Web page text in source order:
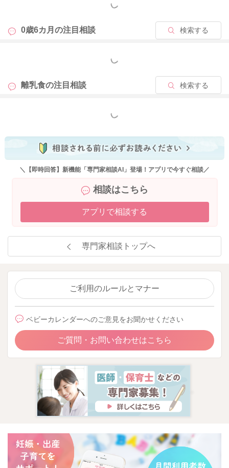
もっと見る
0歳6カ月の注目相談 検索する
もっと見る
離乳食の注目相談 検索する
もっと見る
＼【即時回答】新機能「専門家相談AI」登場！アプリで今すぐ相談／
相談はこちら
アプリで相談する
専門家相談トップへ
ご利用のルールとマナー
ベビーカレンダーへのご意見をお聞かせください
ご質問・お問い合わせはこちら